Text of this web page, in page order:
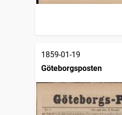
1859-01-19
Göteborgsposten